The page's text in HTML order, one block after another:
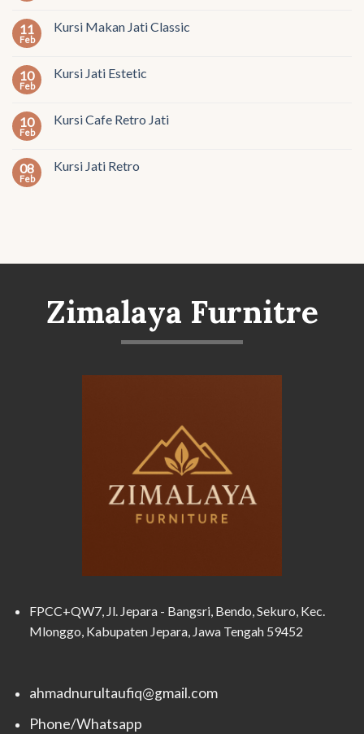
11
Feb
Kursi Makan Jati Classic
10
Feb
Kursi Jati Estetic
10
Feb
Kursi Cafe Retro Jati
08
Feb
Kursi Jati Retro
Zimalaya Furnitre
FPCC+QW7, Jl. Jepara - Bangsri, Bendo, Sekuro, Kec.
Mlonggo, Kabupaten Jepara, Jawa Tengah 59452
ahmadnurultaufiq@gmail.com
Phone/Whatsapp